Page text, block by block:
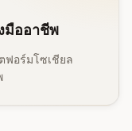
มืออาชีพ
ฟอร์มโซเชียล